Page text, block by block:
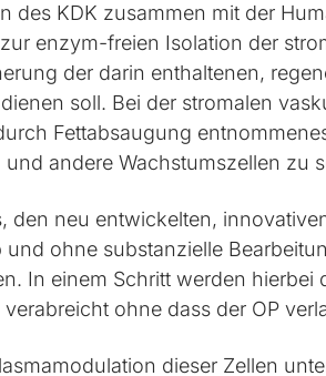
des KDK zusammen mit der
enzym-freien Isolation der
der darin enthaltenen,
soll. Bei der stromalen
Fettabsaugung
andere Wachstumszellen zu
den neu entwickelten,
ohne substanzielle
In einem Schritt werden hierbei
ohne dass der OP
dieser Zellen